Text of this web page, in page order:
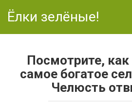
Ёлки зелёные!
Посмотрите,
самое богатое
Челюсть